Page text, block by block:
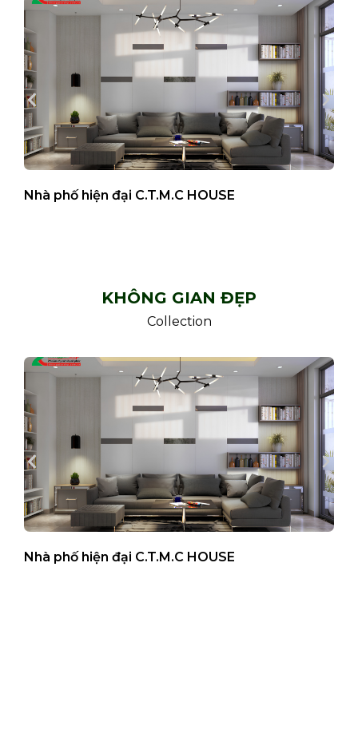
Nhà phố hiện đại C.T.M.C HOUSE
KHÔNG GIAN ĐẸP
Collection
Nhà phố hiện đại C.T.M.C HOUSE